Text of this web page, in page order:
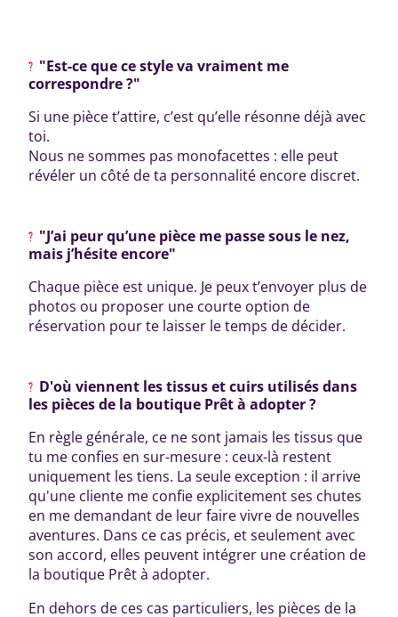
"Est-ce que ce style va vraiment me
correspondre ?"
Si une pièce t’attire, c’est qu’elle résonne déjà avec
toi.
Nous ne sommes pas monofacettes : elle peut
révéler un côté de ta personnalité encore discret.
"J’ai peur qu’une pièce me passe sous le nez,
mais j’hésite encore"
Chaque pièce est unique. Je peux t’envoyer plus de
photos ou proposer une courte option de
réservation pour te laisser le temps de décider.
D'où viennent les tissus et cuirs utilisés dans
les pièces de la boutique Prêt à adopter ?
En règle générale, ce ne sont jamais les tissus que
tu me confies en sur-mesure : ceux-là restent
uniquement les tiens. La seule exception : il arrive
qu'une cliente me confie explicitement ses chutes
en me demandant de leur faire vivre de nouvelles
aventures. Dans ce cas précis, et seulement avec
son accord, elles peuvent intégrer une création de
la boutique Prêt à adopter.
En dehors de ces cas particuliers, les pièces de la